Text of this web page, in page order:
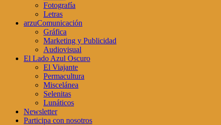
Fotografía
Letras
arzuComunicación
Gráfica
Marketing y Publicidad
Audiovisual
El Lado Azul Oscuro
El Viajante
Permacultura
Miscelánea
Selenitas
Lunáticos
Newsletter
Participa con nosotros